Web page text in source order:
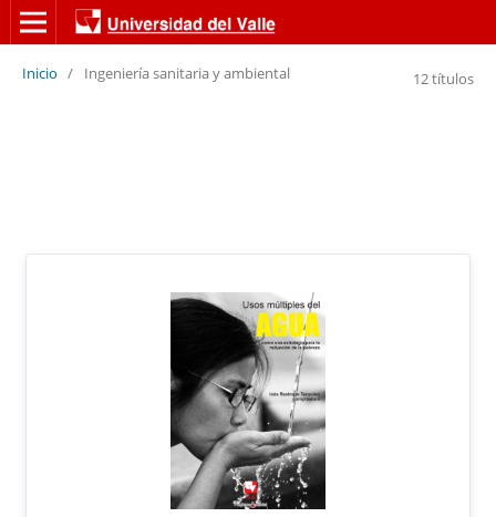
Inicio / Ingeniería sanitaria y ambiental 12 títulos